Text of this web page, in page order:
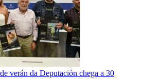
verán da Deputación chega a 30